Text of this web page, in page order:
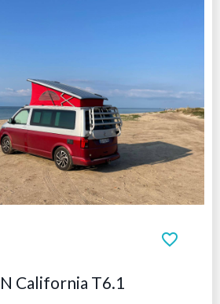
California T6.1